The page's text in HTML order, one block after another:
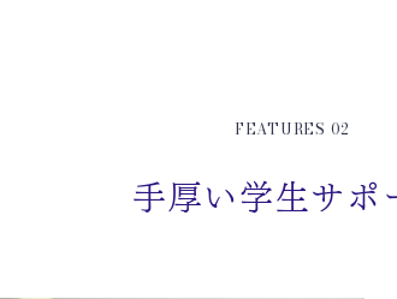
FEATURES 02
手厚い学生サポ